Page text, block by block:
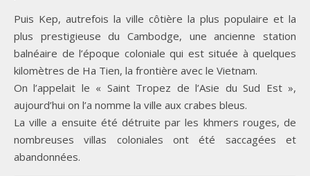
Puis Kep, autrefois la ville côtière la plus populaire et la
plus prestigieuse du Cambodge, une ancienne station
balnéaire de l’époque coloniale qui est située à quelques
kilomètres de Ha Tien, la frontière avec le Vietnam.
On l’appelait le « Saint Tropez de l’Asie du Sud Est »,
aujourd’hui on l’a nomme la ville aux crabes bleus.
La ville a ensuite été détruite par les khmers rouges, de
nombreuses villas coloniales ont été saccagées et
abandonnées.